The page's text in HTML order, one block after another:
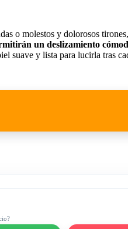
o molestos y dolorosos
un deslizamiento
suave y lista para lucirla tras